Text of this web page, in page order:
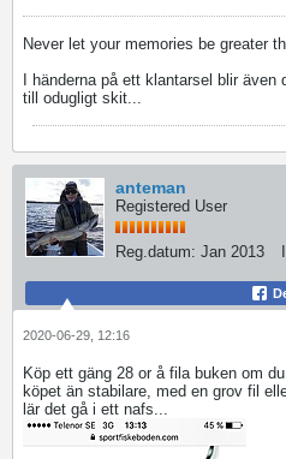
Never let your memories be greater
I händerna på ett klantarsel blir
till odugligt skit...
anteman
Registered User
Reg.datum: Jan 2013
2020-06-29, 12:16
Köp ett gäng 28 or å fila buken om
köpet än stabilare, med en grov fil
lär det gå i ett nafs...